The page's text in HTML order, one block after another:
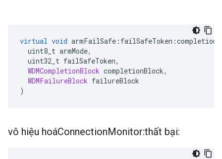
virtual void armFailSafe : failSafeToken :completion
uint8_t armMode,
uint32_t failSafeToken,
WDMCompletionBlock completionBlock,
WDMFailureBlock failureBlock
)
vô hiệu hoáConnectionMonitor:thất bại: